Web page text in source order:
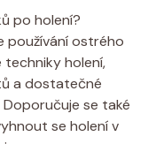
po holení?
používání ostrého
holení,
a dostatečné
se také
se holení v